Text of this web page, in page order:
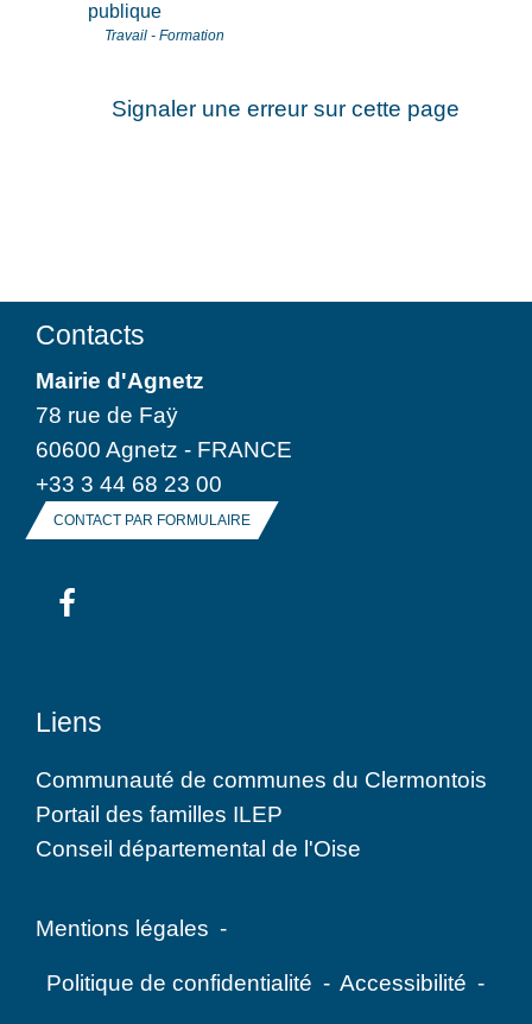
publique
Travail - Formation
Signaler une erreur sur cette page
Contacts
Mairie d'Agnetz
78 rue de Faÿ
60600 Agnetz - FRANCE
+33 3 44 68 23 00
CONTACT PAR FORMULAIRE
Liens
Communauté de communes du Clermontois
Portail des familles ILEP
Conseil départemental de l'Oise
Mentions légales -
Politique de confidentialité - Accessibilité -